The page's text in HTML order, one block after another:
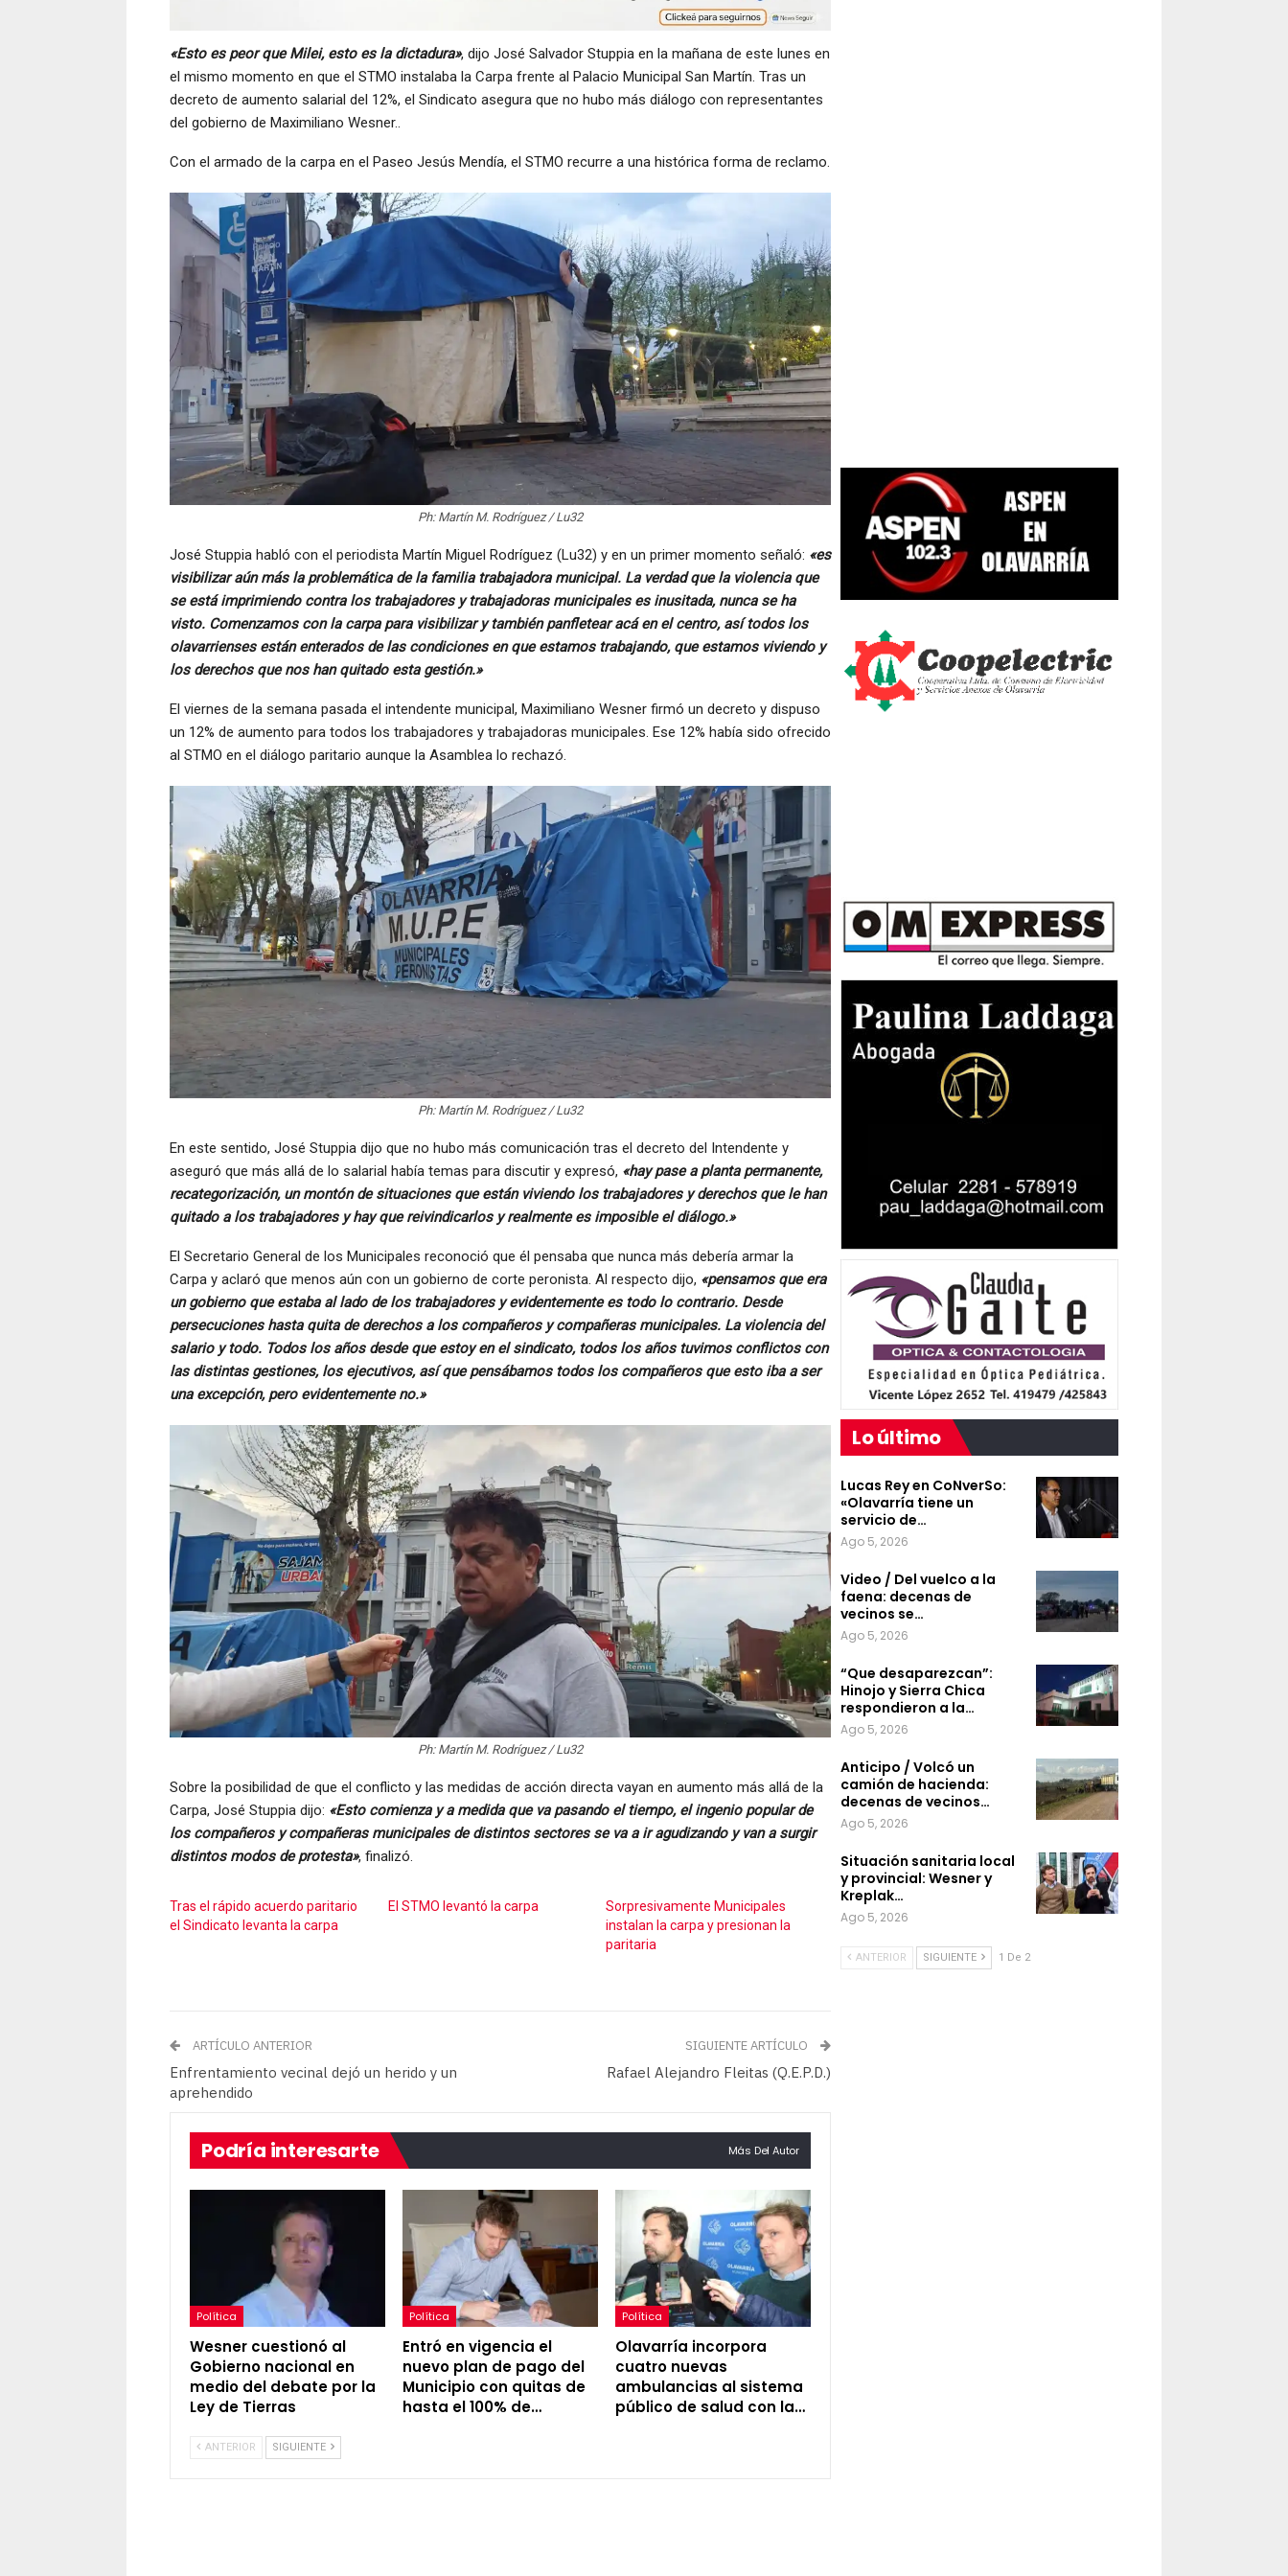
«Esto es peor que Milei, esto es la dictadura», dijo José Salvador Stuppia en la mañana de este lunes en
el mismo momento en que el STMO instalaba la Carpa frente al Palacio Municipal San Martín. Tras un
decreto de aumento salarial del 12%, el Sindicato asegura que no hubo más diálogo con representantes
del gobierno de Maximiliano Wesner..
Con el armado de la carpa en el Paseo Jesús Mendía, el STMO recurre a una histórica forma de reclamo.
Ph: Martín M. Rodríguez / Lu32
José Stuppia habló con el periodista Martín Miguel Rodríguez (Lu32) y en un primer momento señaló: «es
visibilizar aún más la problemática de la familia trabajadora municipal. La verdad que la violencia que
se está imprimiendo contra los trabajadores y trabajadoras municipales es inusitada, nunca se ha
visto. Comenzamos con la carpa para visibilizar y también panfletear acá en el centro, así todos los
olavarrienses están enterados de las condiciones en que estamos trabajando, que estamos viviendo y
los derechos que nos han quitado esta gestión.»
El viernes de la semana pasada el intendente municipal, Maximiliano Wesner firmó un decreto y dispuso
un 12% de aumento para todos los trabajadores y trabajadoras municipales. Ese 12% había sido ofrecido
al STMO en el diálogo paritario aunque la Asamblea lo rechazó.
Ph: Martín M. Rodríguez / Lu32
En este sentido, José Stuppia dijo que no hubo más comunicación tras el decreto del Intendente y
aseguró que más allá de lo salarial había temas para discutir y expresó, «hay pase a planta permanente,
recategorización, un montón de situaciones que están viviendo los trabajadores y derechos que le han
quitado a los trabajadores y hay que reivindicarlos y realmente es imposible el diálogo.»
El Secretario General de los Municipales reconoció que él pensaba que nunca más debería armar la
Carpa y aclaró que menos aún con un gobierno de corte peronista. Al respecto dijo, «pensamos que era
un gobierno que estaba al lado de los trabajadores y evidentemente es todo lo contrario. Desde
persecuciones hasta quita de derechos a los compañeros y compañeras municipales. La violencia del
salario y todo. Todos los años desde que estoy en el sindicato, todos los años tuvimos conflictos con
las distintas gestiones, los ejecutivos, así que pensábamos todos los compañeros que esto iba a ser
una excepción, pero evidentemente no.»
Ph: Martín M. Rodríguez / Lu32
Sobre la posibilidad de que el conflicto y las medidas de acción directa vayan en aumento más allá de la
Carpa, José Stuppia dijo: «Esto comienza y a medida que va pasando el tiempo, el ingenio popular de
los compañeros y compañeras municipales de distintos sectores se va a ir agudizando y van a surgir
distintos modos de protesta», finalizó.
Tras el rápido acuerdo paritario
el Sindicato levanta la carpa
El STMO levantó la carpa
Sorpresivamente Municipales
instalan la carpa y presionan la
paritaria
ARTÍCULO ANTERIOR
Enfrentamiento vecinal dejó un herido y un
aprehendido
SIGUIENTE ARTÍCULO
Rafael Alejandro Fleitas (Q.E.P.D.)
Podría interesarte Más Del Autor
Política
Wesner cuestionó al
Gobierno nacional en
medio del debate por la
Ley de Tierras
Política
Entró en vigencia el
nuevo plan de pago del
Municipio con quitas de
hasta el 100% de…
Política
Olavarría incorpora
cuatro nuevas
ambulancias al sistema
público de salud con la…
ANTERIOR SIGUIENTE
Lo último
Lucas Rey en CoNverSo:
«Olavarría tiene un
servicio de…
Ago 5, 2026
Video / Del vuelco a la
faena: decenas de
vecinos se…
Ago 5, 2026
“Que desaparezcan”:
Hinojo y Sierra Chica
respondieron a la…
Ago 5, 2026
Anticipo / Volcó un
camión de hacienda:
decenas de vecinos…
Ago 5, 2026
Situación sanitaria local
y provincial: Wesner y
Kreplak…
Ago 5, 2026
ANTERIOR SIGUIENTE 1 De 2